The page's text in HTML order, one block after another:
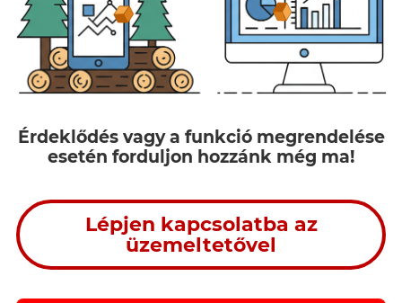
Érdeklődés vagy a funkció megrendelése
esetén forduljon hozzánk még ma!
Lépjen kapcsolatba az
üzemeltetővel